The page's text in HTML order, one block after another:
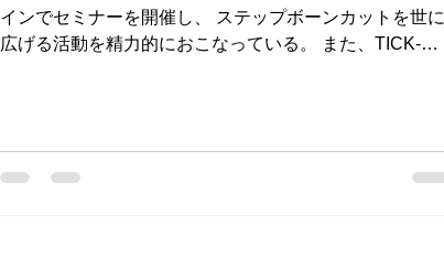
インでセミナーを開催し、 ステップボーンカットを世に
広げる活動を精力的におこなっている。 また、TICK-